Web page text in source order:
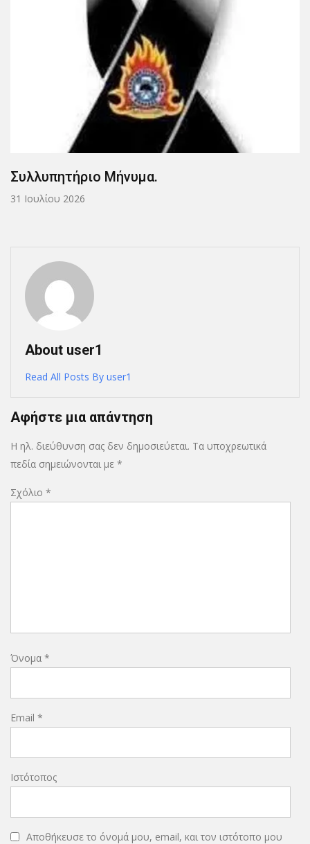
Συλλυπητήριο Μήνυμα.
31 Ιουλίου 2026
About user1
Read All Posts By user1
Αφήστε μια απάντηση
Η ηλ. διεύθυνση σας δεν δημοσιεύεται. Τα υποχρεωτικά
πεδία σημειώνονται με *
Σχόλιο *
Όνομα *
Email *
Ιστότοπος
Αποθήκευσε το όνομά μου, email, και τον ιστότοπο μου